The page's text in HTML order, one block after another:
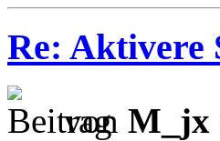
Re: Aktivere
von M_jx